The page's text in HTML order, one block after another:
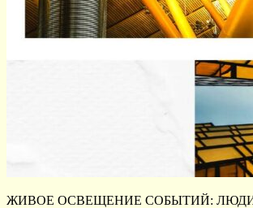
ЖИВОЕ ОСВЕЩЕНИЕ СОБЫТИЙ: